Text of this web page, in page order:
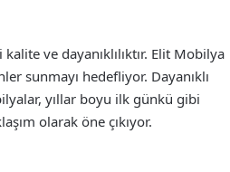
ve dayanıklılıktır. Elit Mobilya
sunmayı hedefliyor. Dayanıklı
yıllar boyu ilk günkü gibi
olarak öne çıkıyor.